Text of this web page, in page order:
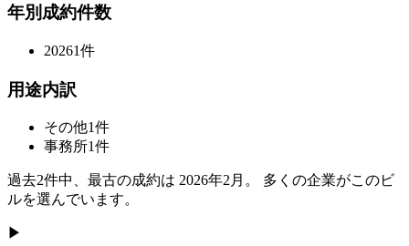
年別成約件数
20261件
用途内訳
その他1件
事務所1件
過去2件中、最古の成約は 2026年2月 。 多くの企業がこのビ
ルを選んでいます。
▶